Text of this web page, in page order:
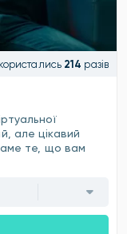
214 разів
але цікавий
те, що вам